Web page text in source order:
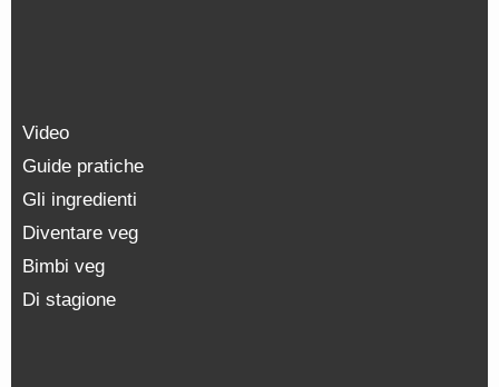
Video
Guide pratiche
Gli ingredienti
Diventare veg
Bimbi veg
Di stagione